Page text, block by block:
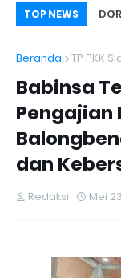
TOP NEWS
Beranda TP PKK
Babinsa
Pengajian
dan
Redaksi Mei